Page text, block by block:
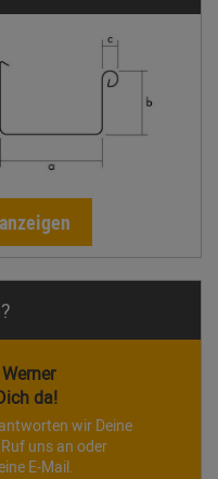
da!
wir Deine
uns an oder
E-Mail.